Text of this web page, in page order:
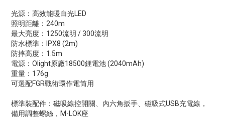
光源：高效能暖白光LED
照明距離：240m
最大亮度：1250流明 / 300流明
防水標準：IPX8 (2m)
防摔高度：1.5m
電源：Olight原廠18500鋰電池 (2040mAh)
重量：176g
可選配FGR戰術環作電筒用
標準裝配件：磁吸線控開關、內六角扳手、磁吸式USB充電線，
備用調整螺絲，M-LOK座